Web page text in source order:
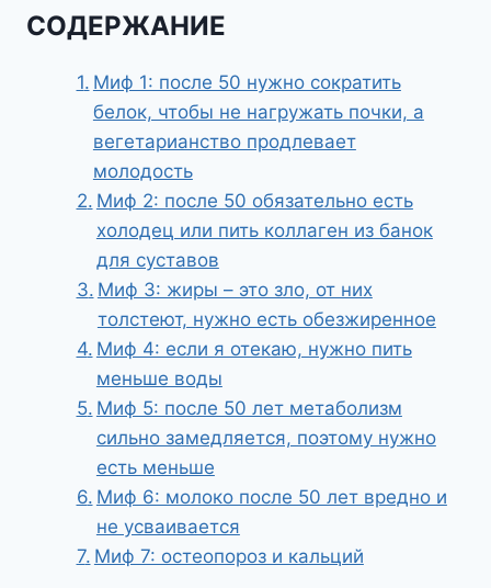
СОДЕРЖАНИЕ
Миф 1: после 50 нужно сократить
белок, чтобы не нагружать почки, а
вегетарианство продлевает
молодость
Миф 2: после 50 обязательно есть
холодец или пить коллаген из банок
для суставов
Миф 3: жиры – это зло, от них
толстеют, нужно есть обезжиренное
Миф 4: если я отекаю, нужно пить
меньше воды
Миф 5: после 50 лет метаболизм
сильно замедляется, поэтому нужно
есть меньше
Миф 6: молоко после 50 лет вредно и
не усваивается
Миф 7: остеопороз и кальций